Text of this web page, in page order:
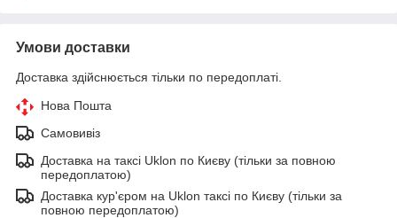
Умови доставки
Доставка здійснюється тільки по передоплаті.
Нова Пошта
Самовивіз
Доставка на таксі Uklon по Києву (тільки за повною
передоплатою)
Доставка кур'єром на Uklon таксі по Києву (тільки за
повною передоплатою)